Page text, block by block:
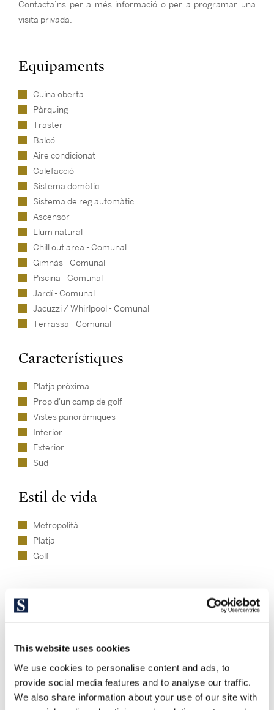
This website uses cookies
We use cookies to personalise content and ads, to
provide social media features and to analyse our traffic.
We also share information about your use of our site with
Contacta’ns per a més informació o per a programar una
visita privada.
Equipaments
Cuina oberta
Pàrquing
Traster
Balcó
Aire condicionat
Calefacció
Sistema domòtic
Sistema de reg automàtic
Ascensor
Llum natural
Chill out area - Comunal
Gimnàs - Comunal
Piscina - Comunal
Jardí - Comunal
Jacuzzi / Whirlpool - Comunal
Terrassa - Comunal
Característiques
Platja pròxima
Prop d'un camp de golf
Vistes panoràmiques
Interior
Exterior
Sud
Estil de vida
Metropolità
Platja
Golf
Unitats disponibles en aquesta
promoció
Hab.
m²
Preu